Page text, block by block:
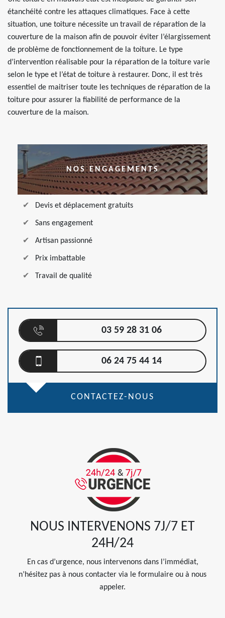
étanchéité contre les attaques climatiques. Face à cette
situation, une toiture nécessite un travail de réparation de la
couverture de la maison afin de pouvoir éviter l’élargissement
de problème de fonctionnement de la toiture. Le type
d’intervention réalisable pour la réparation de la toiture varie
selon le type et l’état de toiture à restaurer. Donc, il est très
essentiel de maitriser toute les techniques de réparation de la
toiture pour assurer la fiabilité de performance de la
couverture de la maison.
NOS ENGAGEMENTS
Devis et déplacement gratuits
Sans engagement
Artisan passionné
Prix imbattable
Travail de qualité
03 59 28 31 06
06 24 75 44 14
CONTACTEZ-NOUS
NOUS INTERVENONS 7J/7 ET
24H/24
En cas d’urgence, nous intervenons dans l’immédiat,
n’hésitez pas à nous contacter via le formulaire ou à nous
appeler.